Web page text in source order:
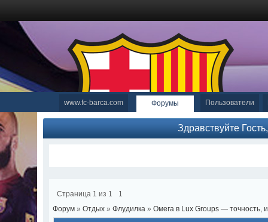
www.fc-barca.com Форумы Пользователи
Здравствуйте
Страница 1 из 1
1
Форум » Отдых » Флудилка » Омега в Lux Groups — точность,